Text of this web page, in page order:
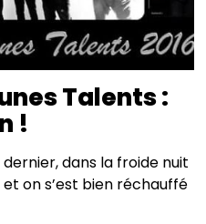
Talents :
!
dans la froide nuit
et on s’est bien réchauffé